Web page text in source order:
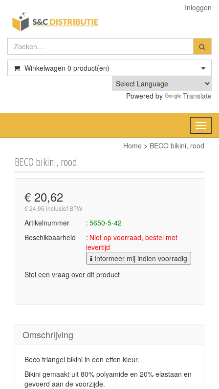
Inloggen
Winkelwagen 0 product(en)
Powered by Translate
Home > BECO bikini, rood
BECO bikini, rood
€ 20,62
€ 24,95 inclusief BTW
Artikelnummer
5650-5-42
Beschikbaarheid
Niet op voorraad, bestel met
levertijd
Informeer mij indien voorradig
Stel een vraag over dit product
Omschrijving
Beco triangel bikini in een effen kleur.
Bikini gemaakt uit 80% polyamide en 20% elastaan en
gevoerd aan de voorzijde.